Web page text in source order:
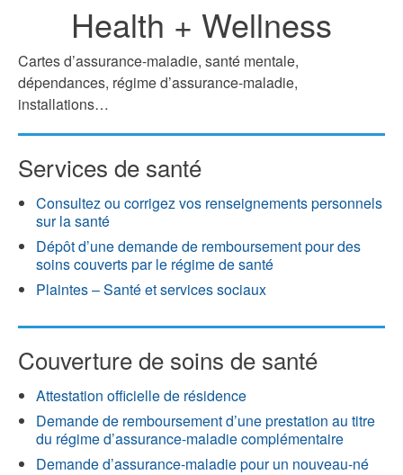
ici
Health + Wellness
Cartes d’assurance-maladie, santé mentale,
dépendances, régime d’assurance-maladie,
installations…
Services de santé
Consultez ou corrigez vos renseignements personnels
sur la santé
Dépôt d’une demande de remboursement pour des
soins couverts par le régime de santé
Plaintes – Santé et services sociaux
Couverture de soins de santé
Attestation officielle de résidence
Demande de remboursement d’une prestation au titre
du régime d’assurance-maladie complémentaire
Demande d’assurance-maladie pour un nouveau-né